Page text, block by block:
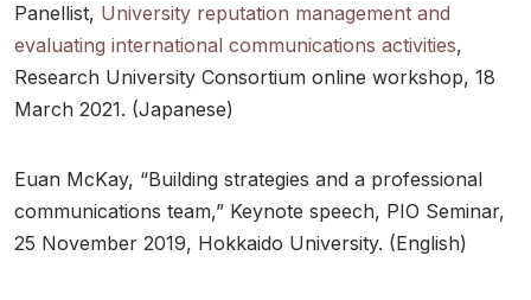
Panellist, University reputation management and
evaluating international communications activities,
Research University Consortium online workshop, 18
March 2021. (Japanese)
Euan McKay, “Building strategies and a professional
communications team,” Keynote speech, PIO Seminar,
25 November 2019, Hokkaido University. (English)